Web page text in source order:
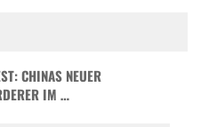
CHINAS NEUER
IM …